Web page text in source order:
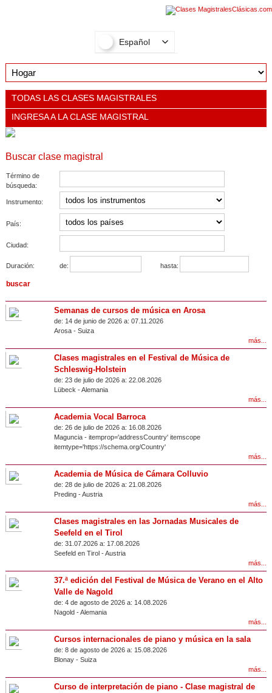
Español
TODAS LAS CLASES MAGISTRALES
INGRESA A LA CLASE MAGISTRAL
Buscar clase magistral
Término de
búsqueda:
Instrumento:
País:
Ciudad:
Duración: de: hasta:
Semanas de cursos de música en Arosa
de: 14 de junio de 2026 a: 07.11.2026
Arosa- Suiza
más...
Clases magistrales en el Festival de Música de
Schleswig-Holstein
de: 23 de julio de 2026 a: 22.08.2026
Lübeck -Alemania
más...
Academia Vocal Barroca
de: 26 de julio de 2026 a: 16.08.2026
Maguncia- itemprop='addressCountry' itemscope
itemtype='https://schema.org/Country'
más...
Academia de Música de Cámara Colluvio
de: 28 de julio de 2026 a: 21.08.2026
Preding-Austria
más...
Clases magistrales en las Jornadas Musicales de
Seefeld en el Tirol
de: 31.07.2026 a: 17.08.2026
Seefeld en Tirol-Austria
más...
37.ª edición del Festival de Música de Verano en el Alto
Valle de Nagold
de: 4 de agosto de 2026 a: 14.08.2026
Nagold-Alemania
más...
Cursos internacionales de piano y música en la sala
de: 8 de agosto de 2026 a: 15.08.2026
Blonay- Suiza
más...
Curso de interpretación de piano - Clase magistral de